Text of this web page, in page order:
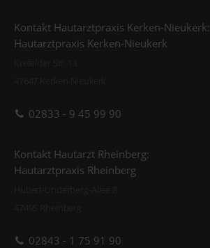
Kontakt Hautarztpraxis Kerken-Nieukerk:
Hautarztpraxis Kerken-Nieukerk
02833 - 9 45 99 90
Kontakt Hautarzt Rheinberg:
Hautarztpraxis Rheinberg
02843 - 1 75 91 90